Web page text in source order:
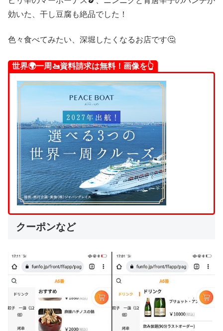
効いた、干し豆腐も絶品でした！
色々食べてみたい、深堀したくなるお店です🤔
世界🌍一周🚤資料請求は無料！画像を👆
クーポンなど